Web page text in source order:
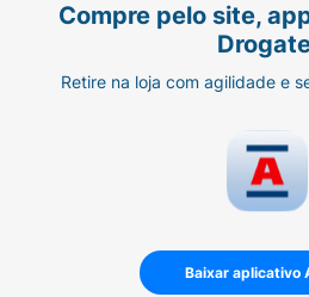
Compre pelo site,
Retire na loja com agilidade e
Baixar aplicativo